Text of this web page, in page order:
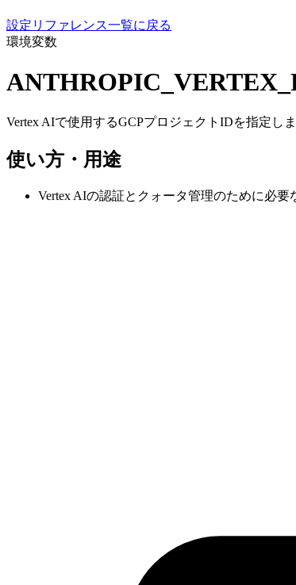
設定リファレンス一覧に戻る
環境変数
Vertex AIで使用するGCPプロジェクトIDを指定し
使い方・用途
Vertex AIの認証とクォータ管理のために必要